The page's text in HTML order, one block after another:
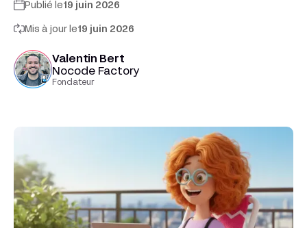
Publié le19 juin 2026
Mis à jour le19 juin 2026
Valentin Bert
Nocode Factory
Fondateur